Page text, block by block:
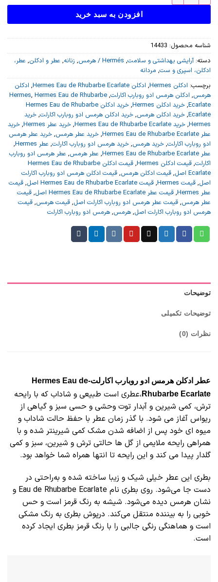
افزودن به سبد خرید
شناسه محصول: 14433
دسته: آرایشی بهداشتی و سلامت, Hermés / هرمس , زنانه, عطر و ادکلن, عطر،
ادکلن، اسپری و ست, مردانه
برچسب: ادکلن Hermes , ادکلن Hermes Eau de Rhubarbe Ecarlate , ادکلن
هرمس, ادکلن هرمس ادو روبارب اکارلت,
Hermes, Hermes Eau de Rhubarbe
Ecarlate
, خرید ادکلن Hermes ,
خرید ادکلن Hermes Eau de Rhubarbe
Ecarlate
, خرید ادکلن هرمس, خرید ادکلن هرمس ادو روبارب اکارلت, خرید
Hermes
, خرید Hermes Eau de Rhubarbe Ecarlate , خرید عطر Hermes , خرید
عطر Hermes Eau de Rhubarbe Ecarlate
, خرید عطر هرمس, خرید عطر هرمس
ادو روبارب اکارلت, خرید هرمس, خرید هرمس ادو روبارب اکارلت, عطر Hermes
,
عطر Hermes Eau de Rhubarbe Ecarlate
, عطر هرمس, عطر هرمس ادو روبارب
اکارلت, قیمت ادکلن Hermes ,
قیمت ادکلن Hermes Eau de Rhubarbe
Ecarlate اصل
, قیمت ادکلن هرمس, قیمت ادکلن هرمس ادو روبارب اکارلت
اصل, قیمت Hermes , قیمت Hermes Eau de Rhubarbe Ecarlate اصل , قیمت
عطر Hermes
, قیمت عطر Hermes Eau de Rhubarbe Ecarlate اصل , قیمت
عطر هرمس, قیمت عطر هرمس ادو روبارب اکارلت اصل, قیمت هرمس, قیمت
هرمس ادو روبارب اکارلت اصل, هرمس, هرمس ادو روبارب اکارلت
توضیحات
توضیحات تکمیلی
نظرات (0)
عطر ادکلن هرمس ادو روبارب اکارلت-Hermes Eau de
Rhubarbe Ecarlate ،عطری است طبیعی و شاداب که با رایحه
ترش، کمی شیرین و آبدار توت وحشی و حسی سبز و گیاهی از
ریواس آغاز می شود. با گذر زمان عطر با حفظ حالت شاداب و
میوه ای خود پس از اضافه شدن مشک کمی شیرینتر شده و با
همراهی رایحه ملایمی از گل ها حالتی ترش و شیرین، سبز و کمی
گلدار پیدا می کند و این رایحه تا انتها همراه شما خواهد بود.
بطری این عطر خیلی شیک و زیبا ساخته شده و به‌راحتی در
دست جا می‌شود. روی بطری نام Eau de Rhubarbe Ecarlate و
نشان هرمس دیده می‌شود. شیشه به رنگ قرمز است و حس
خوبی را به بیننده منتقل می‌کند. درپوش بطری به رنگ مشکی
است و هماهنگی رنگی جالبی را با رنگ قرمز بطری ایجاد کرده
است.